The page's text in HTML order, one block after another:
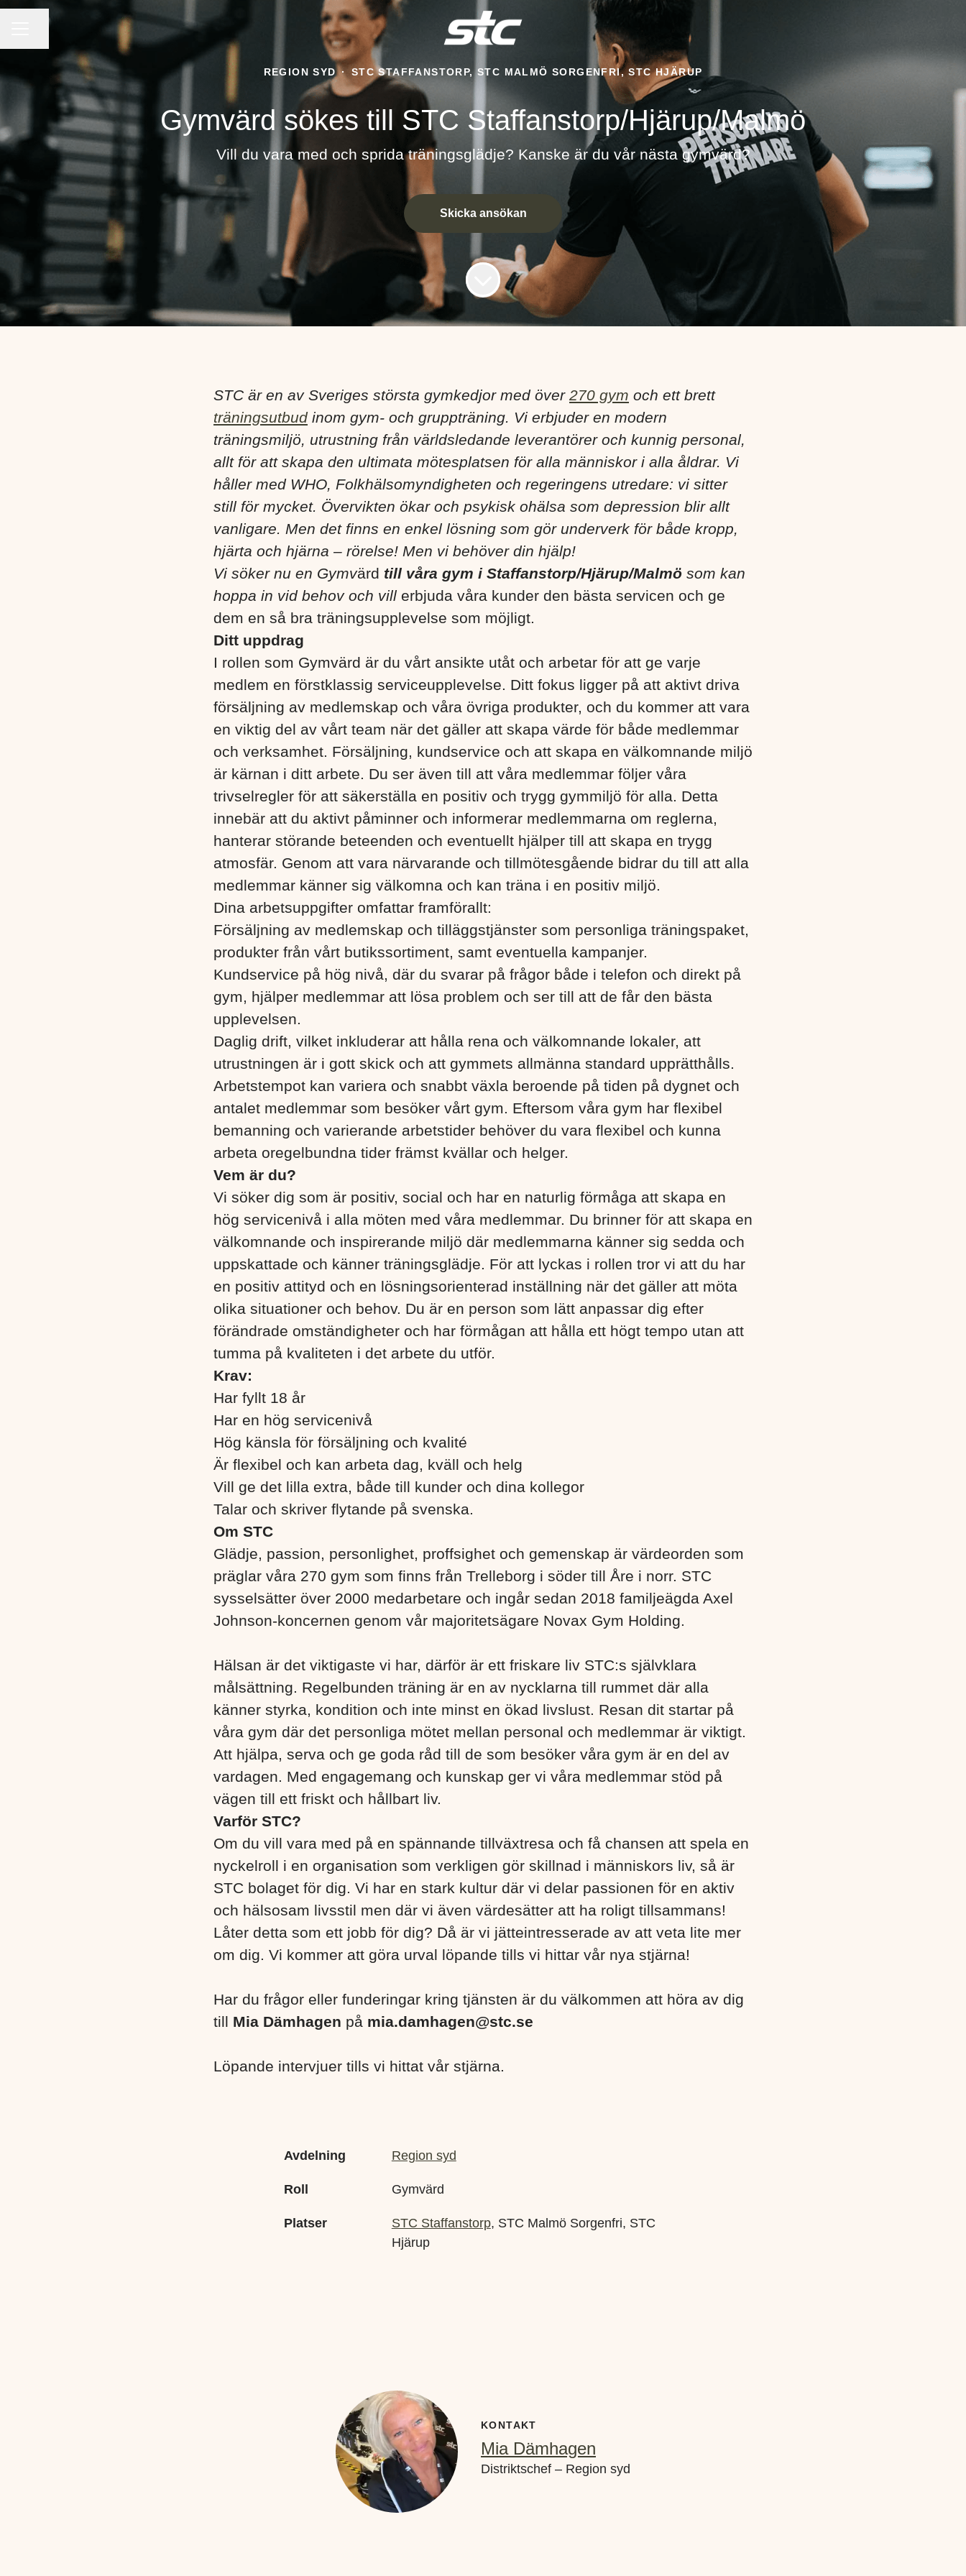
REGION SYD · STC STAFFANSTORP, STC MALMÖ SORGENFRI, STC HJÄRUP
Gymvärd sökes till STC Staffanstorp/Hjärup/Malmö
Vill du vara med och sprida träningsglädje? Kanske är du vår nästa gymvärd?
Skicka ansökan
STC är en av Sveriges största gymkedjor med över 270 gym och ett brett
träningsutbudinom gym- och gruppträning. Vi erbjuder en modern
träningsmiljö, utrustning från världsledande leverantörer och kunnig personal,
allt för att skapa den ultimata mötesplatsen för alla människor i alla åldrar. Vi
håller med WHO, Folkhälsomyndigheten och regeringens utredare: vi sitter
still för mycket. Övervikten ökar och psykisk ohälsa som depression blir allt
vanligare. Men det finns en enkel lösning som gör underverk för både kropp,
hjärta och hjärna – rörelse! Men vi behöver din hjälp!
Vi söker nu en Gymvärd till våra gym i Staffanstorp/Hjärup/Malmö som kan
hoppa in vid behov och vill erbjuda våra kunder den bästa servicen och ge
dem en så bra träningsupplevelse som möjligt.
Ditt uppdrag
I rollen som Gymvärd är du vårt ansikte utåt och arbetar för att ge varje
medlem en förstklassig serviceupplevelse. Ditt fokus ligger på att aktivt driva
försäljning av medlemskap och våra övriga produkter, och du kommer att vara
en viktig del av vårt team när det gäller att skapa värde för både medlemmar
och verksamhet. Försäljning, kundservice och att skapa en välkomnande miljö
är kärnan i ditt arbete. Du ser även till att våra medlemmar följer våra
trivselregler för att säkerställa en positiv och trygg gymmiljö för alla. Detta
innebär att du aktivt påminner och informerar medlemmarna om reglerna,
hanterar störande beteenden och eventuellt hjälper till att skapa en trygg
atmosfär. Genom att vara närvarande och tillmötesgående bidrar du till att alla
medlemmar känner sig välkomna och kan träna i en positiv miljö.
Dina arbetsuppgifter omfattar framförallt:
Försäljning av medlemskap och tilläggstjänster som personliga träningspaket,
produkter från vårt butikssortiment, samt eventuella kampanjer.
Kundservice på hög nivå, där du svarar på frågor både i telefon och direkt på
gym, hjälper medlemmar att lösa problem och ser till att de får den bästa
upplevelsen.
Daglig drift, vilket inkluderar att hålla rena och välkomnande lokaler, att
utrustningen är i gott skick och att gymmets allmänna standard upprätthålls.
Arbetstempot kan variera och snabbt växla beroende på tiden på dygnet och
antalet medlemmar som besöker vårt gym. Eftersom våra gym har flexibel
bemanning och varierande arbetstider behöver du vara flexibel och kunna
arbeta oregelbundna tider främst kvällar och helger.
Vem är du?
Vi söker dig som är positiv, social och har en naturlig förmåga att skapa en
hög servicenivå i alla möten med våra medlemmar. Du brinner för att skapa en
välkomnande och inspirerande miljö där medlemmarna känner sig sedda och
uppskattade och känner träningsglädje. För att lyckas i rollen tror vi att du har
en positiv attityd och en lösningsorienterad inställning när det gäller att möta
olika situationer och behov. Du är en person som lätt anpassar dig efter
förändrade omständigheter och har förmågan att hålla ett högt tempo utan att
tumma på kvaliteten i det arbete du utför.
Krav:
Har fyllt 18 år
Har en hög servicenivå
Hög känsla för försäljning och kvalité
Är flexibel och kan arbeta dag, kväll och helg
Vill ge det lilla extra, både till kunder och dina kollegor
Talar och skriver flytande på svenska.
Om STC
Glädje, passion, personlighet, proffsighet och gemenskap är värdeorden som
präglar våra 270 gym som finns från Trelleborg i söder till Åre i norr. STC
sysselsätter över 2000 medarbetare och ingår sedan 2018 familjeägda Axel
Johnson-koncernen genom vår majoritetsägare Novax Gym Holding.
Hälsan är det viktigaste vi har, därför är ett friskare liv STC:s självklara
målsättning. Regelbunden träning är en av nycklarna till rummet där alla
känner styrka, kondition och inte minst en ökad livslust. Resan dit startar på
våra gym där det personliga mötet mellan personal och medlemmar är viktigt.
Att hjälpa, serva och ge goda råd till de som besöker våra gym är en del av
vardagen. Med engagemang och kunskap ger vi våra medlemmar stöd på
vägen till ett friskt och hållbart liv.
Varför STC?
Om du vill vara med på en spännande tillväxtresa och få chansen att spela en
nyckelroll i en organisation som verkligen gör skillnad i människors liv, så är
STC bolaget för dig. Vi har en stark kultur där vi delar passionen för en aktiv
och hälsosam livsstil men där vi även värdesätter att ha roligt tillsammans!
Låter detta som ett jobb för dig? Då är vi jätteintresserade av att veta lite mer
om dig. Vi kommer att göra urval löpande tills vi hittar vår nya stjärna!
Har du frågor eller funderingar kring tjänsten är du välkommen att höra av dig
till Mia Dämhagen på mia.damhagen@stc.se
Löpande intervjuer tills vi hittat vår stjärna.
Avdelning Region syd
Roll Gymvärd
Platser STC Staffanstorp, STC Malmö Sorgenfri, STC
Hjärup
KONTAKT
Mia Dämhagen
Distriktschef – Region syd